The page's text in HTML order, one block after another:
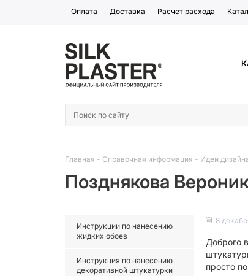
Оплата Доставка Расчет расхода
Главная - Справочная информация - Идеи
Позднякова
Инструкции по нанесению
жидких обоев
Инструкция по нанесению
декоративной штукатурки
8
Доброго
просто